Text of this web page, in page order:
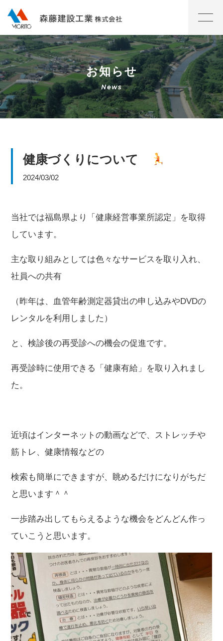
お知らせ
健康づくりについて
2024/03/02
当社では福島県より「健康経営事業所認定」を取得
しています。
主な取り組みとしては色々なサービスを取り入れ、
社員への共有
（昨年は、血管年齢測定器貸出の申し込みやDVDの
レンタルを利用しました）
と、検診後の再受診への機会の促進です。
再受診時に使用できる「健康有給」を取り入れまし
た。
近頃はインターネットの動画などで、ストレッチや
筋トレ、健康情報などの
検索も簡単にできますが、眺めるだけになりがちだ
と思います＾＾
一歩踏み出してもらえるような機会をどんどん作っ
ていこうと思います。